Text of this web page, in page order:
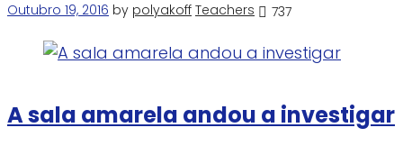
Outubro 19, 2016 by polyakoff Teachers 737
A sala amarela andou a investigar